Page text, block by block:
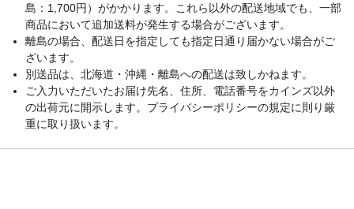
島：1,700円）がかかります。これら以外の配送地域でも、一部
商品において追加送料が発生する場合がございます。
離島の場合、配送日を指定しても指定日通り届かない場合がご
ざいます。
別送品は、北海道・沖縄・離島への配送は致しかねます。
ご入力いただいたお届け先名、住所、電話番号をカインズ以外
の出荷元に開示します。プライバシーポリシーの規定に則り厳
重に取り扱います。